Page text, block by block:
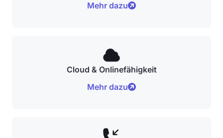
Mehr dazu
Cloud & Onlinefähigkeit
Mehr dazu